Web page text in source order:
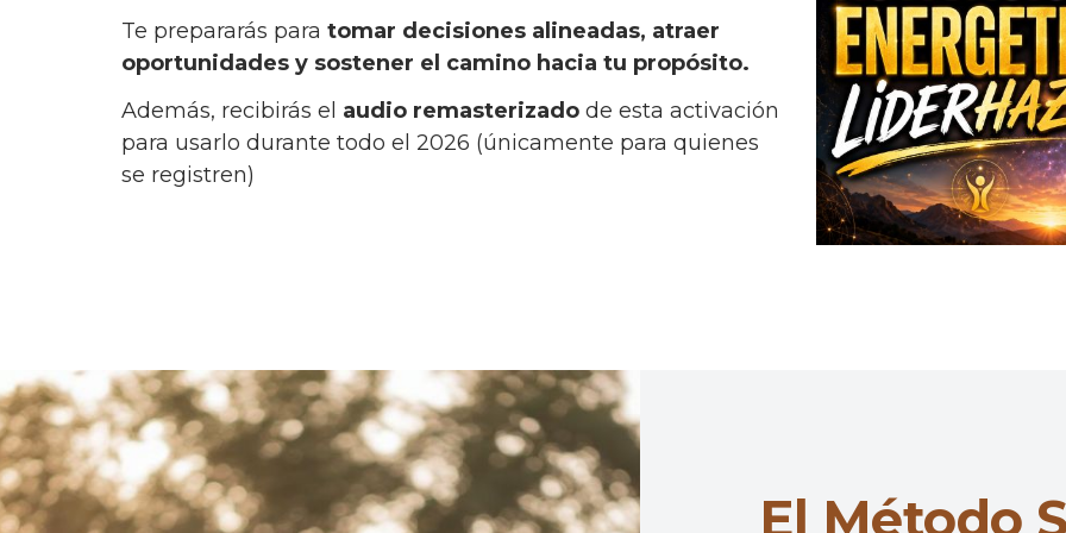
Te prepararás para tomar decisiones alineadas, atraer
oportunidades y sostener el camino hacia tu propósito.
Además, recibirás el audio remasterizado de esta activación
para usarlo durante todo el 2026 (únicamente para quienes
se registren)
El Método